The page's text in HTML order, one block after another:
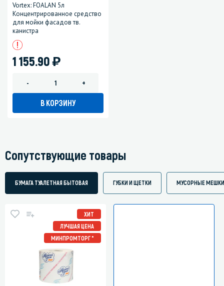
Vortex: FOALAN 5л
Концентрированное средство
для мойки фасадов тв.
канистра
1 155.90)
- +
В КОРЗИНУ
Сопутствующие товары
БУМАГА ТУАЛЕТНАЯ БЫТОВАЯ ГУБКИ И ЩЕТКИ МУСОРНЫЕ МЕШКИ
ХИТ
ЛУЧШАЯ ЦЕНА
МИНПРОМТОРГ *